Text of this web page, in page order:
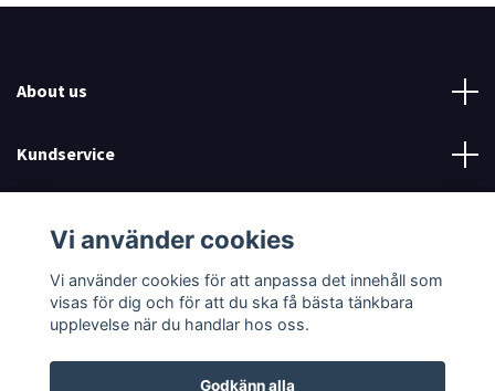
About us
Kundservice
Sociala medier
Vi använder cookies
Vi använder cookies för att anpassa det innehåll som
visas för dig och för att du ska få bästa tänkbara
upplevelse när du handlar hos oss.
Godkänn alla